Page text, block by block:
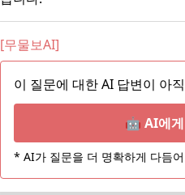
[무물보AI]
이 질문에 대한 AI 답변이 아
🤖 AI에
* AI가 질문을 더 명확하게 다듬